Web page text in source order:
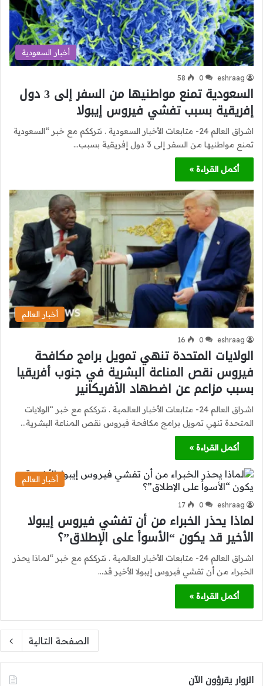
أخبار السعودية
eshraag
0
58
السعودية تمنع مواطنيها من السفر إلى 3 دول
إفريقية بسبب تفشي فيروس إيبولا
اشراق العالم 24- متابعات الأخبار السعودية . نترككم مع خبر “السعودية
تمنع مواطنيها من السفر إلى 3 دول إفريقية بسبب…
أكمل القراءة »
أخبار العالم
eshraag
0
16
الولايات المتحدة تنهي تمويل برامج مكافحة
فيروس نقص المناعة البشرية في جنوب أفريقيا
بسبب مزاعم عن اضطهاد الأفريكانير
اشراق العالم 24- متابعات الأخبار العالمية . نترككم مع خبر “الولايات
المتحدة تنهي تمويل برامج مكافحة فيروس نقص المناعة البشرية…
أكمل القراءة »
أخبار العالم
eshraag
0
17
لماذا يحذر الخبراء من أن تفشي فيروس إيبولا
الأخير قد يكون “الأسوأ على الإطلاق”؟
اشراق العالم 24- متابعات الأخبار العالمية . نترككم مع خبر “لماذا يحذر
الخبراء من أن تفشي فيروس إيبولا الأخير قد…
أكمل القراءة »
الصفحة التالية
الزوار يقرؤون الآن